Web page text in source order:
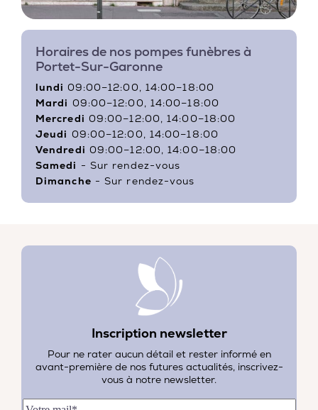
Horaires de nos pompes funèbres à
Portet-Sur-Garonne
lundi 09:00–12:00, 14:00–18:00
Mardi 09:00–12:00, 14:00–18:00
Mercredi 09:00–12:00, 14:00–18:00
Jeudi 09:00–12:00, 14:00–18:00
Vendredi 09:00–12:00, 14:00–18:00
Samedi - Sur rendez-vous
Dimanche - Sur rendez-vous
Inscription newsletter
Pour ne rater aucun détail et rester informé en
avant-première de nos futures actualités, inscrivez-
vous à notre newsletter.